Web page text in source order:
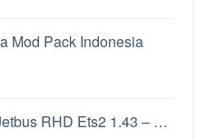
uang Langsung Ke
Uang Update Windows
Uang Ets2 Apk
Mod Pack Indonesia
RHD Ets2 1.43 – …